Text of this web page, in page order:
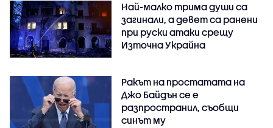
Най-малко трима души са
загинали, а девет са ранени
при руски атаки срещу
Източна Украйна
Ракът на простатата на
Джо Байдън се е
разпространил, съобщи
синът му